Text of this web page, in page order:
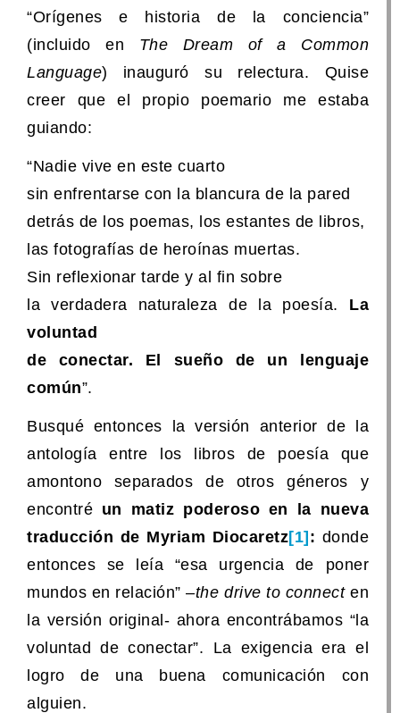
“Orígenes e historia de la conciencia”
(incluido en The Dream of a Common
Language) inauguró su relectura. Quise
creer que el propio poemario me estaba
guiando:
“Nadie vive en este cuarto
sin enfrentarse con la blancura de la pared
detrás de los poemas, los estantes de libros,
las fotografías de heroínas muertas.
Sin reflexionar tarde y al fin sobre
la verdadera naturaleza de la poesía. La
voluntad
de conectar. El sueño de un lenguaje
común”.
Busqué entonces la versión anterior de la
antología entre los libros de poesía que
amontono separados de otros géneros y
encontré un matiz poderoso en la nueva
traducción de Myriam Diocaretz[1]: donde
entonces se leía “esa urgencia de poner
mundos en relación” –the drive to connecten
la versión original- ahora encontrábamos “la
voluntad de conectar”. La exigencia era el
logro de una buena comunicación con
alguien.